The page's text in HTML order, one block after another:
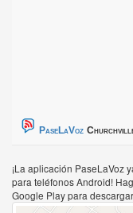
PaseLaVoz
¡La aplicación PaseLaVoz
para teléfonos Android!
Google Play para